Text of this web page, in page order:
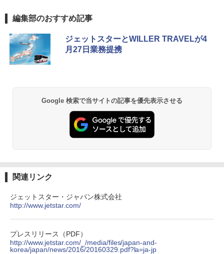
編集部のおすすめ記事
ジェットスターとWILLER TRAVELが4
月27日業務提携
Google 検索で当サイトの記事を優先表示させる
関連リンク
ジェットスター・ジャパン株式会社
http://www.jetstar.com/
プレスリリース（PDF）
http://www.jetstar.com/_/media/files/japan-and-
korea/japan/news/2016/20160329.pdf?la=ja-jp